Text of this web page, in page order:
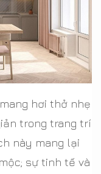
hơi thở nhẹ
trong trang trí
này mang lại
sự tinh tế và